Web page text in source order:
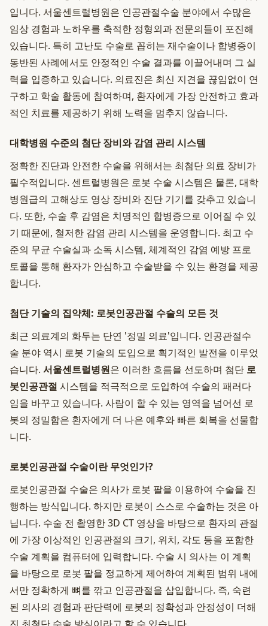
입니다. 서울센트럴병원은 인공관절수술 분야에서 수많은
임상 경험과 노하우를 축적한 정형외과 전문의들이 포진해
있습니다. 특히 고난도 수술로 꼽히는 재수술이나 합병증이
동반된 사례에서도 안정적인 수술 결과를 이끌어내며 그 실
력을 입증하고 있습니다. 의료진은 최신 지견을 끊임없이 연
구하고 학술 활동에 참여하며, 환자에게 가장 안전하고 효과
적인 치료를 제공하기 위해 노력을 멈추지 않습니다.
대학병원 수준의 첨단 장비와 감염 관리 시스템
정확한 진단과 안전한 수술을 위해서는 최첨단 의료 장비가
필수적입니다. 센트럴병원은 로봇 수술 시스템은 물론, 대학
병원급의 고해상도 영상 장비와 진단 기기를 갖추고 있습니
다. 또한, 수술 후 감염은 치명적인 합병증으로 이어질 수 있
기 때문에, 철저한 감염 관리 시스템을 운영합니다. 최고 수
준의 무균 수술실과 소독 시스템, 체계적인 감염 예방 프로
토콜을 통해 환자가 안심하고 수술받을 수 있는 환경을 제공
합니다.
첨단 기술의 집약체: 로봇인공관절 수술의 모든 것
최근 의료계의 화두는 단연 '정밀 의료'입니다. 인공관절수
술 분야 역시 로봇 기술의 도입으로 획기적인 발전을 이루었
습니다. 서울센트럴병원은 이러한 흐름을 선도하며 첨단 로
봇인공관절 시스템을 적극적으로 도입하여 수술의 패러다
임을 바꾸고 있습니다. 사람이 할 수 있는 영역을 넘어선 로
봇의 정밀함은 환자에게 더 나은 예후와 빠른 회복을 선물합
니다.
로봇인공관절 수술이란 무엇인가?
로봇인공관절 수술은 의사가 로봇 팔을 이용하여 수술을 진
행하는 방식입니다. 하지만 로봇이 스스로 수술하는 것은 아
닙니다. 수술 전 촬영한 3D CT 영상을 바탕으로 환자의 관절
에 가장 이상적인 인공관절의 크기, 위치, 각도 등을 포함한
수술 계획을 컴퓨터에 입력합니다. 수술 시 의사는 이 계획
을 바탕으로 로봇 팔을 정교하게 제어하여 계획된 범위 내에
서만 정확하게 뼈를 깎고 인공관절을 삽입합니다. 즉, 숙련
된 의사의 경험과 판단력에 로봇의 정확성과 안정성이 더해